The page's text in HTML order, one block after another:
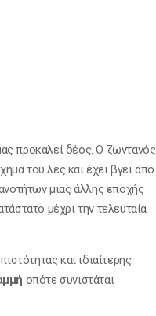
προκαλεί δέος. Ο ζωντανός
του λες και έχει βγει από
μιας άλλης εποχής
μέχρι την τελευταία
και ιδιαίτερης
οπότε συνιστάται